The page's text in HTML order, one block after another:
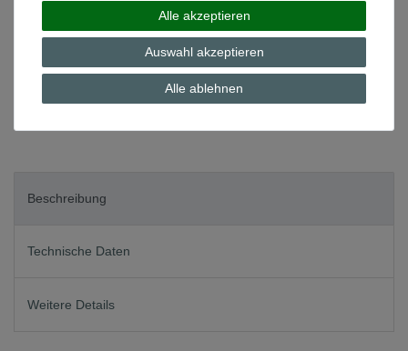
In den Warenkorb
Wunschliste
Beschreibung
Technische Daten
Weitere Details
Alle akzeptieren
Auswahl akzeptieren
Alle ablehnen